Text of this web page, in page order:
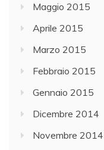
Maggio 2015
Aprile 2015
Marzo 2015
Febbraio 2015
Gennaio 2015
Dicembre 2014
Novembre 2014